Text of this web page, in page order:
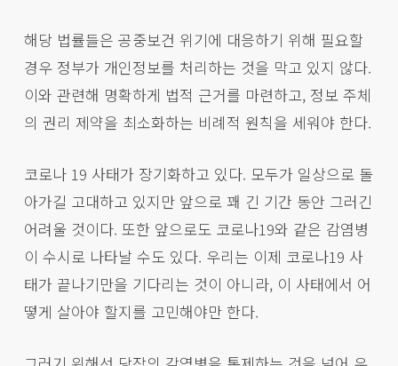
해당 법률들은 공중보건 위기에 대응하기 위해 필요할
경우 정부가 개인정보를 처리하는 것을 막고 있지 않다.
이와 관련해 명확하게 법적 근거를 마련하고, 정보 주체
의 권리 제약을 최소화하는 비례적 원칙을 세워야 한다.
코로나 19 사태가 장기화하고 있다. 모두가 일상으로 돌
아가길 고대하고 있지만 앞으로 꽤 긴 기간 동안 그러긴
어려울 것이다. 또한 앞으로도 코로나19와 같은 감염병
이 수시로 나타날 수도 있다. 우리는 이제 코로나19 사
태가 끝나기만을 기다리는 것이 아니라, 이 사태에서 어
떻게 살아야 할지를 고민해야만 한다.